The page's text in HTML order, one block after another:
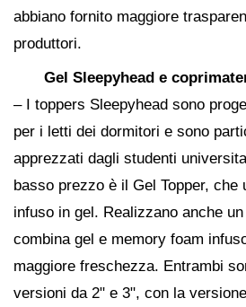
abbiano fornito maggiore
produttori.
Gel Sleepyhead e
– I toppers Sleepyhead sono
per i letti dei dormitori e sono
apprezzati dagli studenti
basso prezzo è il Gel Topper, che
infuso in gel. Realizzano anche
combina gel e memory foam
maggiore freschezza. Entrambi
versioni da 2" e 3", con la